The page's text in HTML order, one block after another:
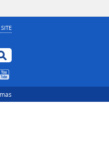
Buscar no portal